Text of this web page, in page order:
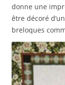
donne une
être décoré
breloques